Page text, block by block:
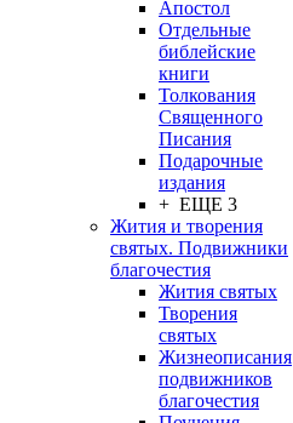
Апостол
Отдельные
библейские
книги
Толкования
Священного
Писания
Подарочные
издания
+ ЕЩЕ 3
Жития и творения
святых. Подвижники
благочестия
Жития святых
Творения
святых
Жизнеописания
подвижников
благочестия